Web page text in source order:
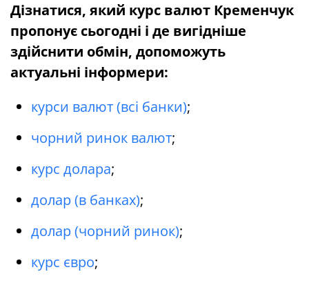
Дізнатися, який курс валют Кременчук
пропонує сьогодні і де вигідніше
здійснити обмін, допоможуть
актуальні інформери:
курси валют (всі банки);
чорний ринок валют;
курс долара;
долар (в банках);
долар (чорний ринок);
курс євро;